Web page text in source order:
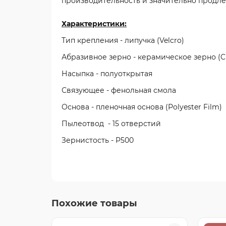
Характеристики:
Тип крепления - липучка (Velcro)
Абразивное зерно - керамическое зерно
Насыпка - полуоткрытая
Связующее - фенольная смола
Основа - пленочная основа (Polyester Film)
Пылеотвод - 15 отверстий
Зернистость - P500
Похожие товары